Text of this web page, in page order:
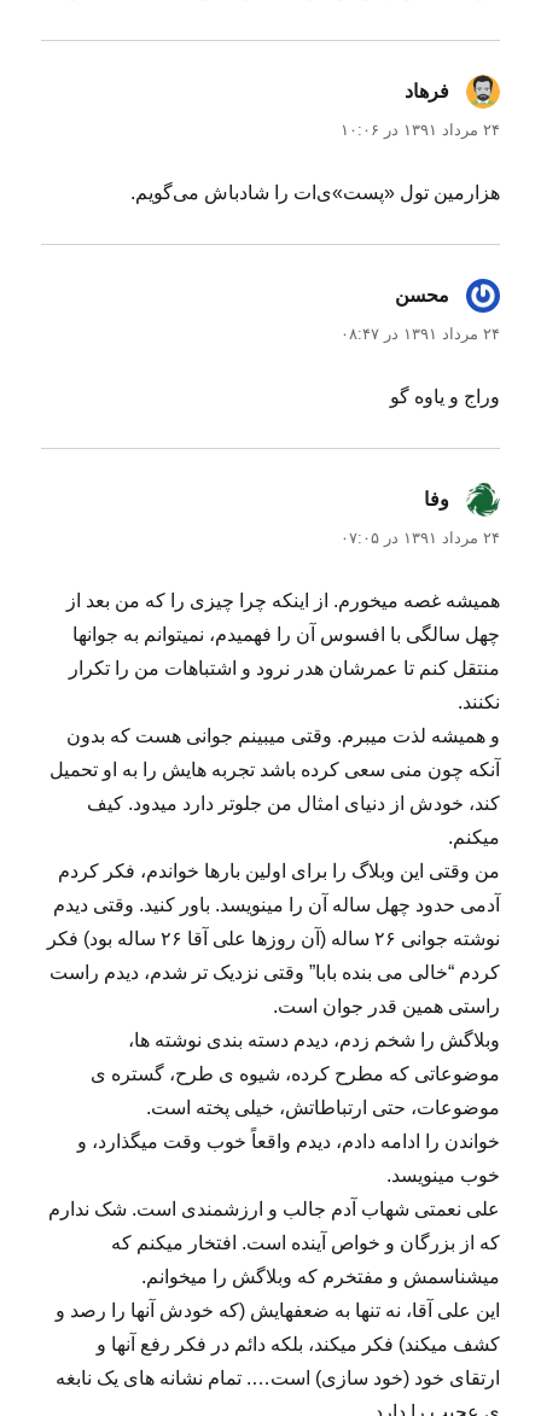
فرهاد
۲۴ مرداد ۱۳۹۱ در ۱۰:۰۶
هزارمین تول «پست»ی‌ات را شادباش می‌گویم.
محسن
۲۴ مرداد ۱۳۹۱ در ۰۸:۴۷
وراج و یاوه گو
وفا
۲۴ مرداد ۱۳۹۱ در ۰۷:۰۵
همیشه غصه میخورم. از اینکه چرا چیزی را که من بعد از
چهل سالگی با افسوس آن را فهمیدم، نمیتوانم به جوانها
منتقل کنم تا عمرشان هدر نرود و اشتباهات من را تکرار
نکنند.
و همیشه لذت میبرم. وقتی میبینم جوانی هست که بدون
آنکه چون منی سعی کرده باشد تجربه هایش را به او تحمیل
کند، خودش از دنیای امثال من جلوتر دارد میدود. کیف
میکنم.
من وقتی این وبلاگ را برای اولین بارها خواندم، فکر کردم
آدمی حدود چهل ساله آن را مینویسد. باور کنید. وقتی دیدم
نوشته جوانی ۲۶ ساله (آن روزها علی آقا ۲۶ ساله بود) فکر
کردم “خالی می بنده بابا” وقتی نزدیک تر شدم، دیدم راست
راستی همین قدر جوان است.
وبلاگش را شخم زدم، دیدم دسته بندی نوشته ها،
موضوعاتی که مطرح کرده، شیوه ی طرح، گستره ی
موضوعات، حتی ارتباطاتش، خیلی پخته است.
خواندن را ادامه دادم، دیدم واقعاً خوب وقت میگذارد، و
خوب مینویسد.
علی نعمتی شهاب آدم جالب و ارزشمندی است. شک ندارم
که از بزرگان و خواص آینده است. افتخار میکنم که
میشناسمش و مفتخرم که وبلاگش را میخوانم.
این علی آقا، نه تنها به ضعفهایش (که خودش آنها را رصد و
کشف میکند) فکر میکند، بلکه دائم در فکر رفع‌ آنها و
ارتقای خود (خود سازی) است…. تمام نشانه های یک نابغه
ی عجیب را دارد.